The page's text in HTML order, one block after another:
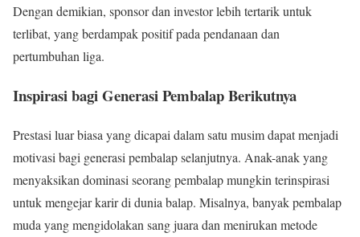
Dengan demikian, sponsor dan investor lebih tertarik untuk
terlibat, yang berdampak positif pada pendanaan dan
pertumbuhan liga.
Inspirasi bagi Generasi Pembalap Berikutnya
Prestasi luar biasa yang dicapai dalam satu musim dapat menjadi
motivasi bagi generasi pembalap selanjutnya. Anak-anak yang
menyaksikan dominasi seorang pembalap mungkin terinspirasi
untuk mengejar karir di dunia balap. Misalnya, banyak pembalap
muda yang mengidolakan sang juara dan menirukan metode